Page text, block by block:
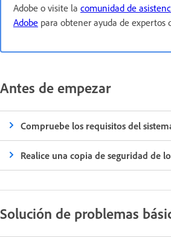
Adobe o visite la comunidad de
Adobe para obtener ayuda de expertos
Antes de empezar
Compruebe los requisitos del
Realice una copia de seguridad de
Solución de problemas